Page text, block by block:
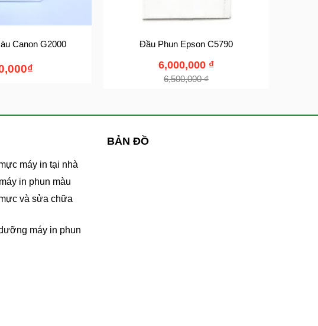
Canon G2000
₫
Đầu Phun Epson C5790
6,500,000₫
6,000,000 ₫
máy in tại nhà
in phun màu
và sửa chữa
máy in phun
BẢN ĐỒ